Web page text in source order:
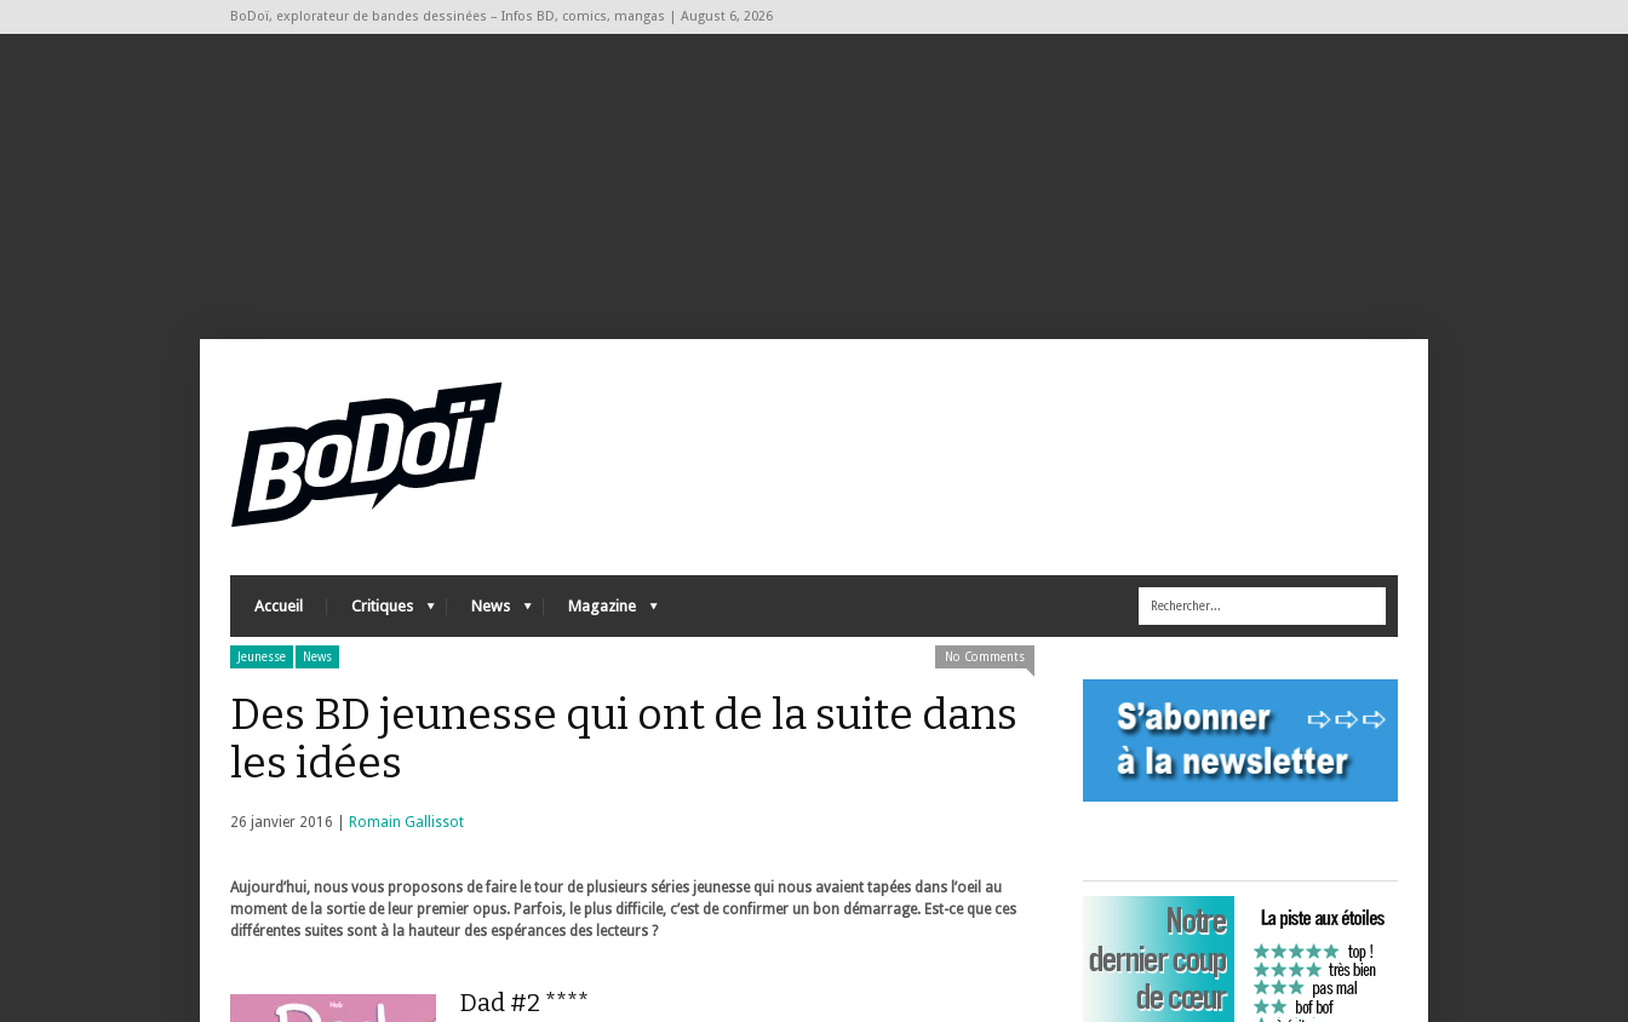
BoDoï, explorateur de bandes dessinées – Infos BD, comics, mangas | August 6, 2026
Accueil Critiques News Magazine
Jeunesse News No Comments
Des BD jeunesse qui ont de la suite dans
les idées
26 janvier 2016 | Romain Gallissot
Aujourd’hui, nous vous proposons de faire le tour de plusieurs séries jeunesse qui nous avaient tapées dans l’oeil au
moment de la sortie de leur premier opus. Parfois, le plus difficile, c’est de confirmer un bon démarrage. Est-ce que ces
différentes suites sont à la hauteur des espérances des lecteurs ?
Dad #2 ****